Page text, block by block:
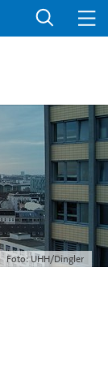
Foto: UHH/Dingler